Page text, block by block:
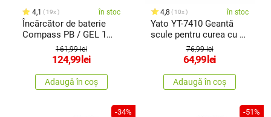
4,1 19x în stoc
Încărcător de baterie
Compass PB / GEL 1
Amp, 6 / 12 V
161,99 lei
124,99 lei
Adaugă în coș
4,8 10x în stoc
Yato YT-7410 Geantă
scule pentru curea cu 8
buzunare, neagră
76,99 lei
64,99 lei
Adaugă în coș
-34% -51%